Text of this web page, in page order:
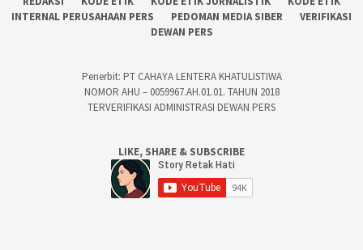
INTERNAL PERUSAHAAN PERS
PEDOMAN MEDIA SIBER
VERIFIKASI
DEWAN PERS
Penerbit: PT CAHAYA LENTERA KHATULISTIWA
NOMOR AHU – 0059967.AH.01.01. TAHUN 2018
TERVERIFIKASI ADMINISTRASI DEWAN PERS
LIKE, SHARE & SUBSCRIBE